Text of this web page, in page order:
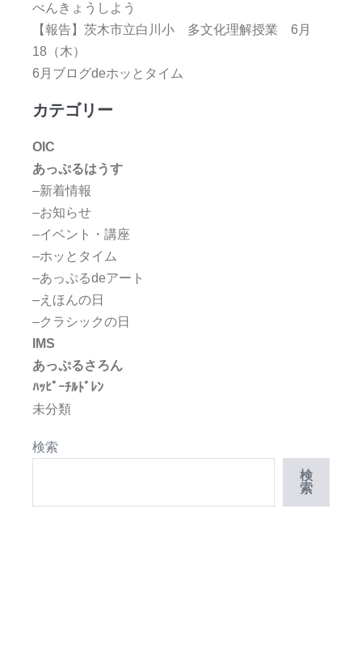
べんきょうしよう
【報告】茨木市立白川小 多文化理解授業 6月
18（木）
6月ブログdeホッとタイム
カテゴリー
OIC
あっぷるはうす
–新着情報
–お知らせ
–イベント・講座
–ホッとタイム
–あっぷるdeアート
–えほんの日
–クラシックの日
IMS
あっぷるさろん
ﾊｯﾋﾟｰﾁﾙﾄﾞﾚﾝ
未分類
検索
検
索